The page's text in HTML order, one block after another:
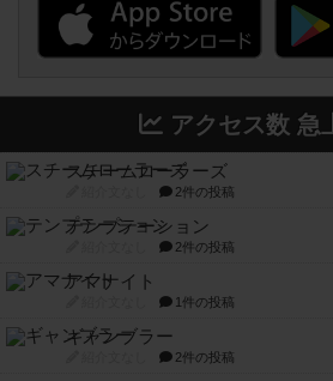
アクセス数 急
スチームローラーズ
2件の投稿
テンプテーション
2件の投稿
アマナイト
1件の投稿
ギャンブラー
2件の投稿